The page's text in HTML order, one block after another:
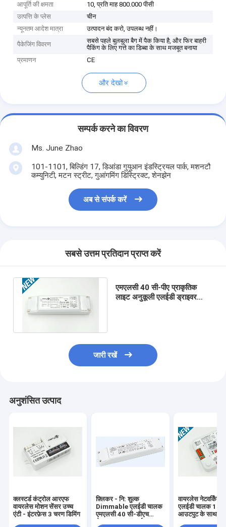
आपूर्ति की क्षमता
10, प्रति माह 800.000 पीसी
उत्पत्ति के प्लेस
चीन
न्यूनतम आदेश मात्रा
उत्पादन बंद करो, उपलब्ध नहीं।
पैकेजिंग विवरण
सबसे पहले बुलबुला बैग में पैक किया है, और फिर बाहरी
पैकिंग के लिए गत्ते का डिब्बा के साथ मजबूत बनाया
प्रमाणन
CE
और देखो
सम्पर्क करने का विवरण
Ms. June Zhao
101-1101, बिल्डिंग 17, डिआंडा गुयुआन इंडस्ट्रियल पार्क, मशनटौ
कम्युनिटी, मटन स्ट्रीट, गुआंगमिंग डिस्ट्रिक्ट, शेनझेन
अब से संपर्क करें
सबसे उत्तम प्रतिदान प्राप्त करें
एमएलसी 40 सी-पीए प्राकृतिक
लाइट अनुकूली एलईडी ड्राइवर
जारी रखें
अनुशंसित उत्पाद
क्लस्टर्ड कंट्रोल आरएफ
वायरलेस मोशन सेंसर उच्च
एंटी - इंटरफ़ेस 3 चरण डिमिंग
फ़्लिकर - नि: शुल्क
Dimmable एलईडी चालक
एमएलसी 40 सी-डीएच
वायरलेस नेटवर्किंग
एलईडी चालक 18w
आउटपुट के साथ